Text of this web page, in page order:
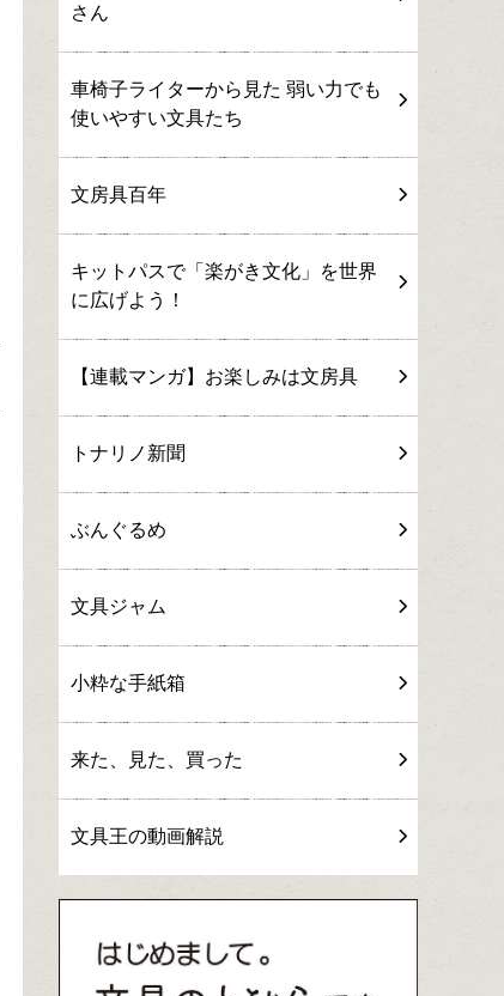
さん
車椅子ライターから見た 弱い力でも
使いやすい文具たち
文房具百年
キットパスで「楽がき文化」を世界
に広げよう！
【連載マンガ】お楽しみは文房具
トナリノ新聞
ぶんぐるめ
文具ジャム
小粋な手紙箱
来た、見た、買った
文具王の動画解説